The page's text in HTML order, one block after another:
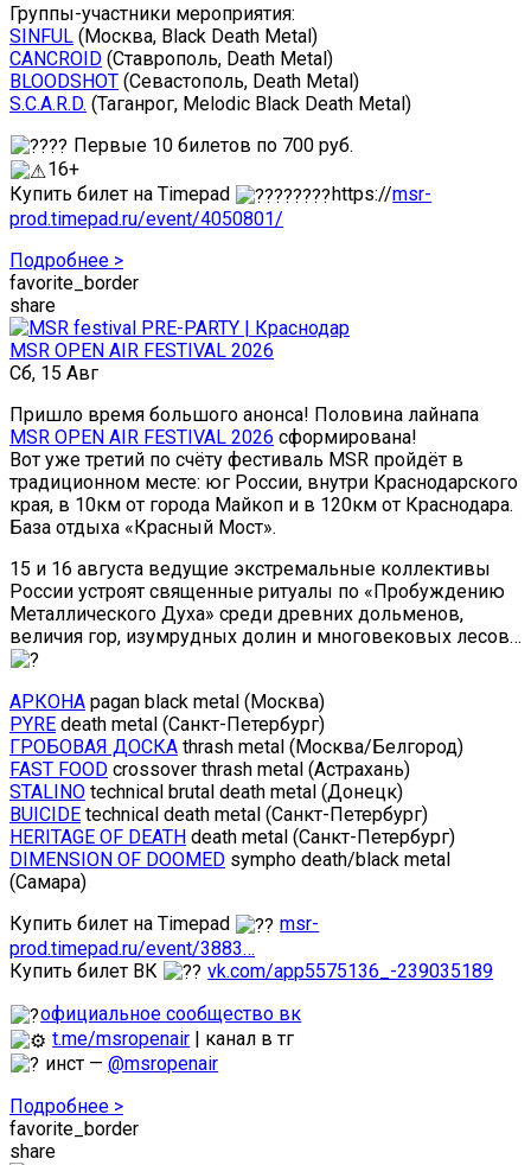
Группы-участники мероприятия:
SINFUL (Москва, Black Death Metal)
CANCROID (Ставрополь, Death Metal)
BLOODSHOT (Севастополь, Death Metal)
S.C.A.R.D. (Таганрог, Melodic Black Death Metal)
Первые 10 билетов по 700 руб.
16+
Купить билет на Timepad
https://msr-
prod.timepad.ru/event/4050801/
Подробнее >
favorite_border
share
MSR OPEN AIR FESTIVAL 2026
Сб, 15 Авг
Пришло время большого анонса! Половина лайнапа
MSR OPEN AIR FESTIVAL 2026 сформирована!
Вот уже третий по счёту фестиваль MSR пройдёт в
традиционном месте: юг России, внутри Краснодарского
края, в 10км от города Майкоп и в 120км от Краснодара.
База отдыха «Красный Мост».
15 и 16 августа ведущие экстремальные коллективы
России устроят священные ритуалы по «Пробуждению
Металлического Духа» среди древних дольменов,
величия гор, изумрудных долин и многовековых лесов…
АРКОНА pagan black metal (Москва)
PYRE death metal (Санкт-Петербург)
ГРОБОВАЯ ДОСКА thrash metal (Москва/Белгород)
FAST FOOD crossover thrash metal (Астрахань)
STALINO technical brutal death metal (Донецк)
BUICIDE technical death metal (Санкт-Петербург)
HERITAGE OF DEATH death metal (Санкт-Петербург)
DIMENSION OF DOOMED sympho death/black metal
(Самара)
Купить билет на Timepad
msr-
prod.timepad.ru/event/3883…
Купить билет ВК
vk.com/app5575136_-239035189
официальное сообщество вк
t.me/msropenair | канал в тг
инст —@msropenair
Подробнее >
favorite_border
share